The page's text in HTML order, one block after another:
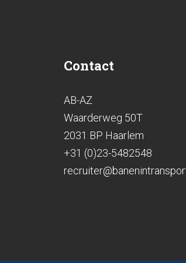
Contact
AB-AZ
Waarderweg 50T
2031 BP Haarlem
+31 (0)23-5482548